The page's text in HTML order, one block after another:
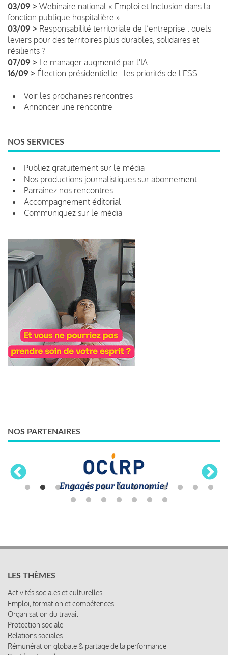
03/09 > Webinaire national « Emploi et Inclusion dans la
fonction publique hospitalière »
03/09 > Responsabilité territoriale de l’entreprise : quels
leviers pour des territoires plus durables, solidaires et
résilients ?
07/09 > Le manager augmenté par l'IA
16/09 > Élection présidentielle : les priorités de l'ESS
Voir les prochaines rencontres
Annoncer une rencontre
NOS SERVICES
Publiez gratuitement sur le média
Nos productions journalistiques sur abonnement
Parrainez nos rencontres
Accompagnement éditorial
Communiquez sur le média
NOS PARTENAIRES
LES THÈMES
Activités sociales et culturelles
Emploi, formation et compétences
Organisation du travail
Protection sociale
Relations sociales
Rémunération globale & partage de la performance